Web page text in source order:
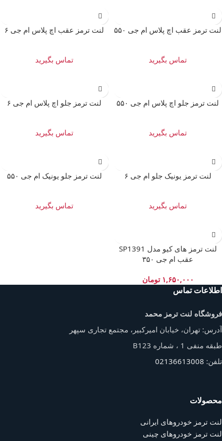
لنت ترمز عقب اچ پلاس ام جی ۵۵۰
تماس بگیرید
لنت ترمز عقب اچ پلاس ام جی ۶
تماس بگیرید
لنت ترمز جلو اچ پلاس ام جی ۵۵۰
تماس بگیرید
لنت ترمز جلو اچ پلاس ام جی ۶
تماس بگیرید
لنت ترمز یونیک جلو ام جی ۶
تماس بگیرید
لنت ترمز جلو یونیک ام جی ۵۵۰
تماس بگیرید
لنت ترمز های کیو مدل SP1391
عقب ام جی ۳۵۰
۱,۶۵۰,۰۰۰ تومان
اطلاعات تماس
فروشگاه لنت ترمز محمد
آدرس: تهران، خیابان امیرکبیر، مجتمع تجاری سپهر
طبقه منفی 1 ، شماره B123
تلفن: 02136613008
محصولات
لنت ترمز خودروهای ایرانی
لنت ترمز خودروهای چینی